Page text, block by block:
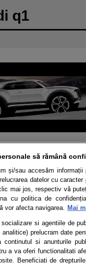
q1
Știri Test
si conditii
să rămână
și/sau accesăm informații
datelor cu
mai jos, respectiv vă
cu politica de
vor afecta navigarea. Mai
si agentiile de
prelucram date
continutul si anunturile
a va oferi functionalitati
Beneficiati de